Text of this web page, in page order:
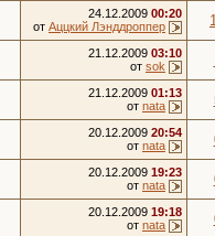
24.12.2009 00:20
от Аццкий Лэнддроппер
21.12.2009 03:10
от sok
21.12.2009 01:13
от nata
20.12.2009 20:54
от nata
20.12.2009 19:23
от nata
20.12.2009 19:18
от nata